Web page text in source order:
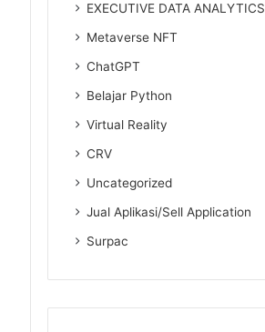
EXECUTIVE DATA ANALYTICS
Metaverse NFT
ChatGPT
Belajar Python
Virtual Reality
CRV
Uncategorized
Jual Aplikasi/Sell Application
Surpac